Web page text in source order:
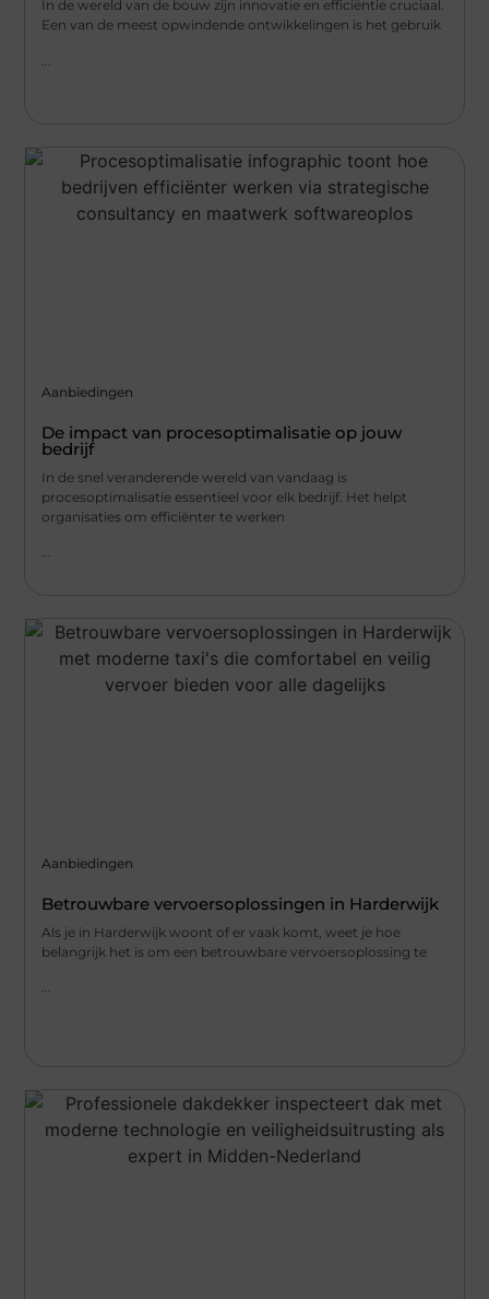
In de wereld van de bouw zijn innovatie en efficiëntie cruciaal.
Een van de meest opwindende ontwikkelingen is het gebruik
Aanbiedingen
De impact van procesoptimalisatie op jouw
bedrijf
In de snel veranderende wereld van vandaag is
procesoptimalisatie essentieel voor elk bedrijf. Het helpt
organisaties om efficiënter te werken
Aanbiedingen
Betrouwbare vervoersoplossingen in Harderwijk
Als je in Harderwijk woont of er vaak komt, weet je hoe
belangrijk het is om een betrouwbare vervoersoplossing te
...